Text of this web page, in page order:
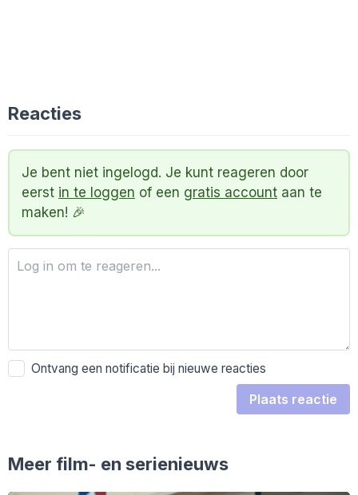
Reacties
Je bent niet ingelogd. Je kunt reageren door
eerst in te loggen of een gratis account aan te
maken! 🎉
Ontvang een notificatie bij nieuwe reacties
Plaats reactie
Meer film- en serienieuws